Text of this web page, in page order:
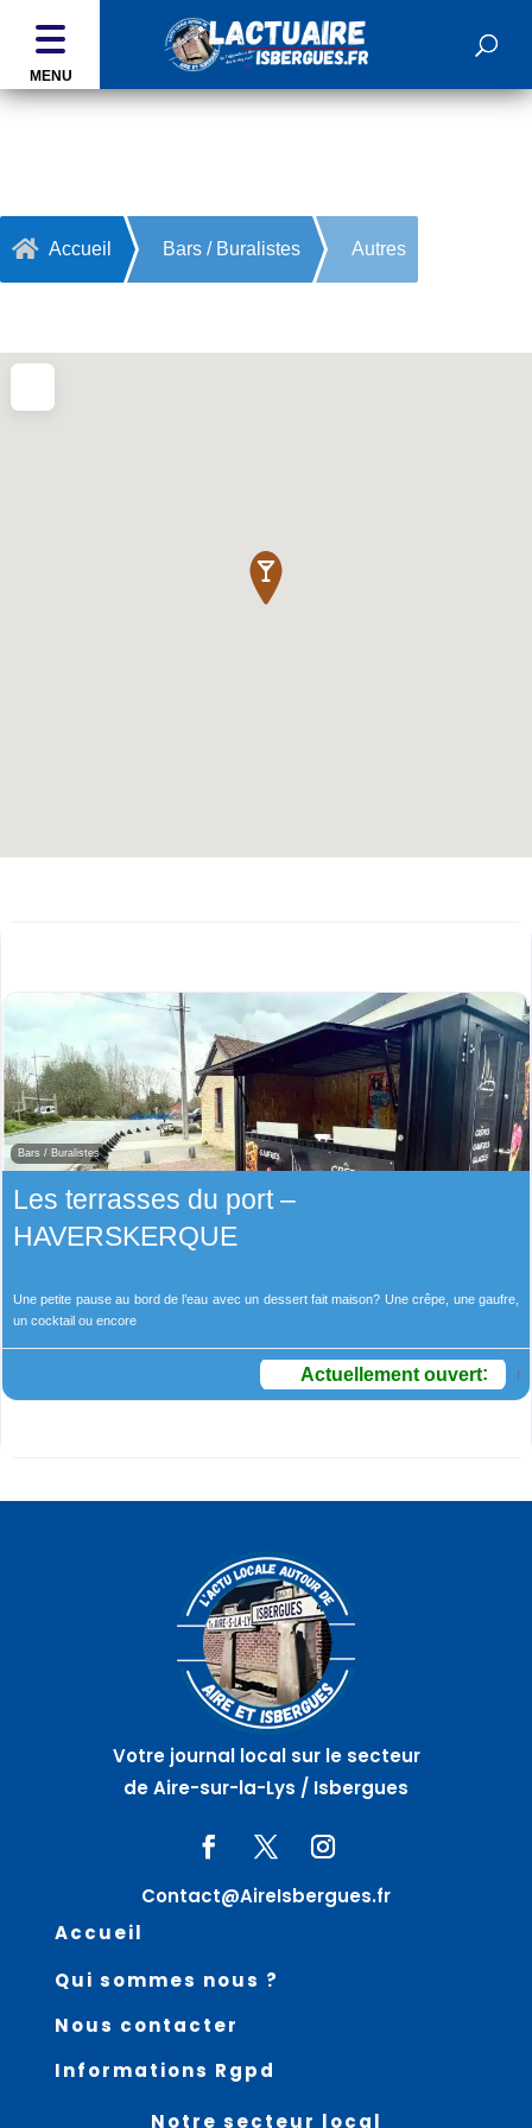
MENU
 Accueil Bars / Buralistes Autres
Bars / Buralistes
Les terrasses du port –
HAVERSKERQUE
Une petite pause au bord de l’eau avec un dessert fait maison? Une crêpe, une gaufre,
un cocktail ou encore
Actuellement ouvert:
Votre journal local sur le secteur
de Aire-sur-la-Lys / Isbergues
Contact@AireIsbergues.fr
Accueil
Qui sommes nous ?
Nous contacter
Informations Rgpd
Notre secteur local